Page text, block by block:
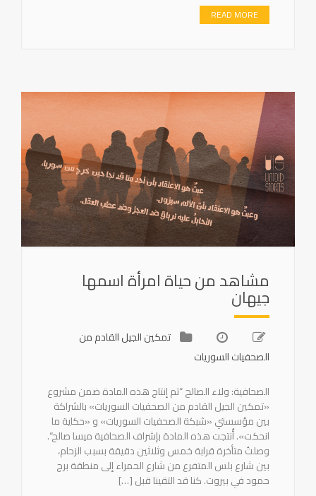
READ MORE
مشاهد من حياة امرأة اسمها
جيهان
تمكين الجيل القادم من
الصحفيات السوريات
الصحافية: ولاء الصالح “تم إنتاج هذه المادة ضمن مشروع
«تمكين الجيل القادم من الصحفيات السوريات» بالشراكة
بين مؤسستي «شبكة الصحفيات السوريات» و «حكاية ما
انحكت». أُنتجت هذه المادة بإشراف الصحافية ميسا صالح“.
وصلتُ متأخرة قرابة خمس وثلاثين دقيقة بسبب الزحام،
بين شارع بلس المتفرع من شارع الحمراء إلى منطقة برج
حمود في بيروت. كنا قد التقينا قبل […]